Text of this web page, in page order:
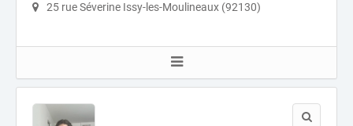
25 rue Séverine Issy-les-Moulineaux (92130)